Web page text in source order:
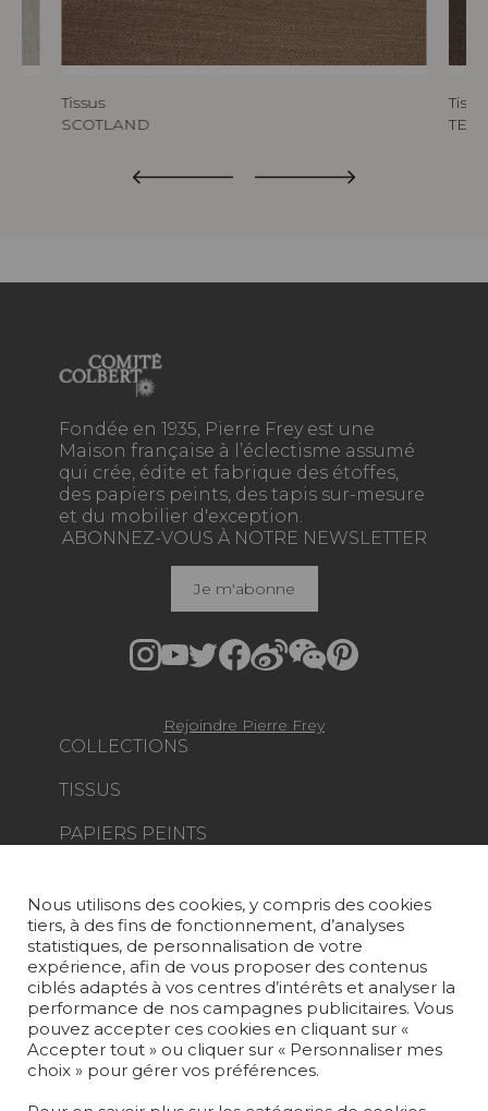
Tissus
SCOTLAND
Fondée en 1935, Pierre Frey est une
Maison française à l’éclectisme assumé
qui crée, édite et fabrique des étoffes,
des papiers peints, des tapis sur-mesure
et du mobilier d'exception.
COLLECTIONS
TISSUS
PAPIERS PEINTS
MOBILIER
PROJETS
SUR-MESURE
MAGAZINE
LA MAISON
ABONNEZ-VOUS À NOTRE NEWSLETTER
Je m'abonne
Rejoindre Pierre Frey
Nous utilisons des cookies, y compris des cookies
tiers, à des fins de fonctionnement, d’analyses
statistiques, de personnalisation de votre
expérience, afin de vous proposer des contenus
ciblés adaptés à vos centres d’intérêts et analyser la
performance de nos campagnes publicitaires. Vous
pouvez accepter ces cookies en cliquant sur «
Accepter tout » ou cliquer sur « Personnaliser mes
choix » pour gérer vos préférences.